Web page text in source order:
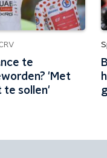
te
'Met
te sollen'